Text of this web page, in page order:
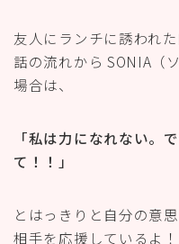
友人にランチに誘われた
話の流れから SONIA（
場合は、
「私は力になれない。
て！！」
とはっきりと自分の意思
相手を応援しているよ